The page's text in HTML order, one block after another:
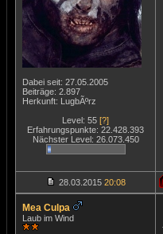
Dabei seit: 27.05.2005
Beiträge: 2.897
Herkunft: LugbÃºrz
Level: 55 [?]
Erfahrungspunkte: 22.428.393
Nächster Level: 26.073.450
28.03.2015 20:08
Mea Culpa
Laub im Wind